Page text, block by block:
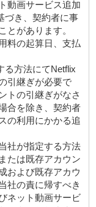
動画サービス追加
づき、契約者に事
とがあります。
料の起算日、支払
る方法にてNetflix
引継ぎが必要で
トの引継ぎがなさ
合を除き、契約者
の利用にかかる追
社が指定する方法
たは既存アカウン
および既存アカウ
社の責に帰すべき
ネット動画サービ